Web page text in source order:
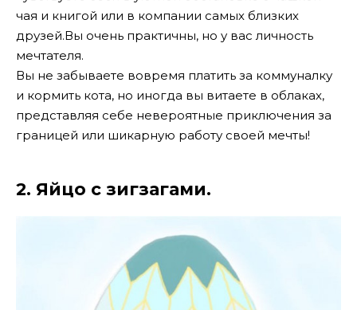
чая и книгой или в компании самых близких
друзей.Вы очень практичны, но у вас личность
мечтателя.
Вы не забываете вовремя платить за коммуналку
и кормить кота, но иногда вы витаете в облаках,
представляя себе невероятные приключения за
границей или шикарную работу своей мечты!
2. Яйцо с зигзагами.